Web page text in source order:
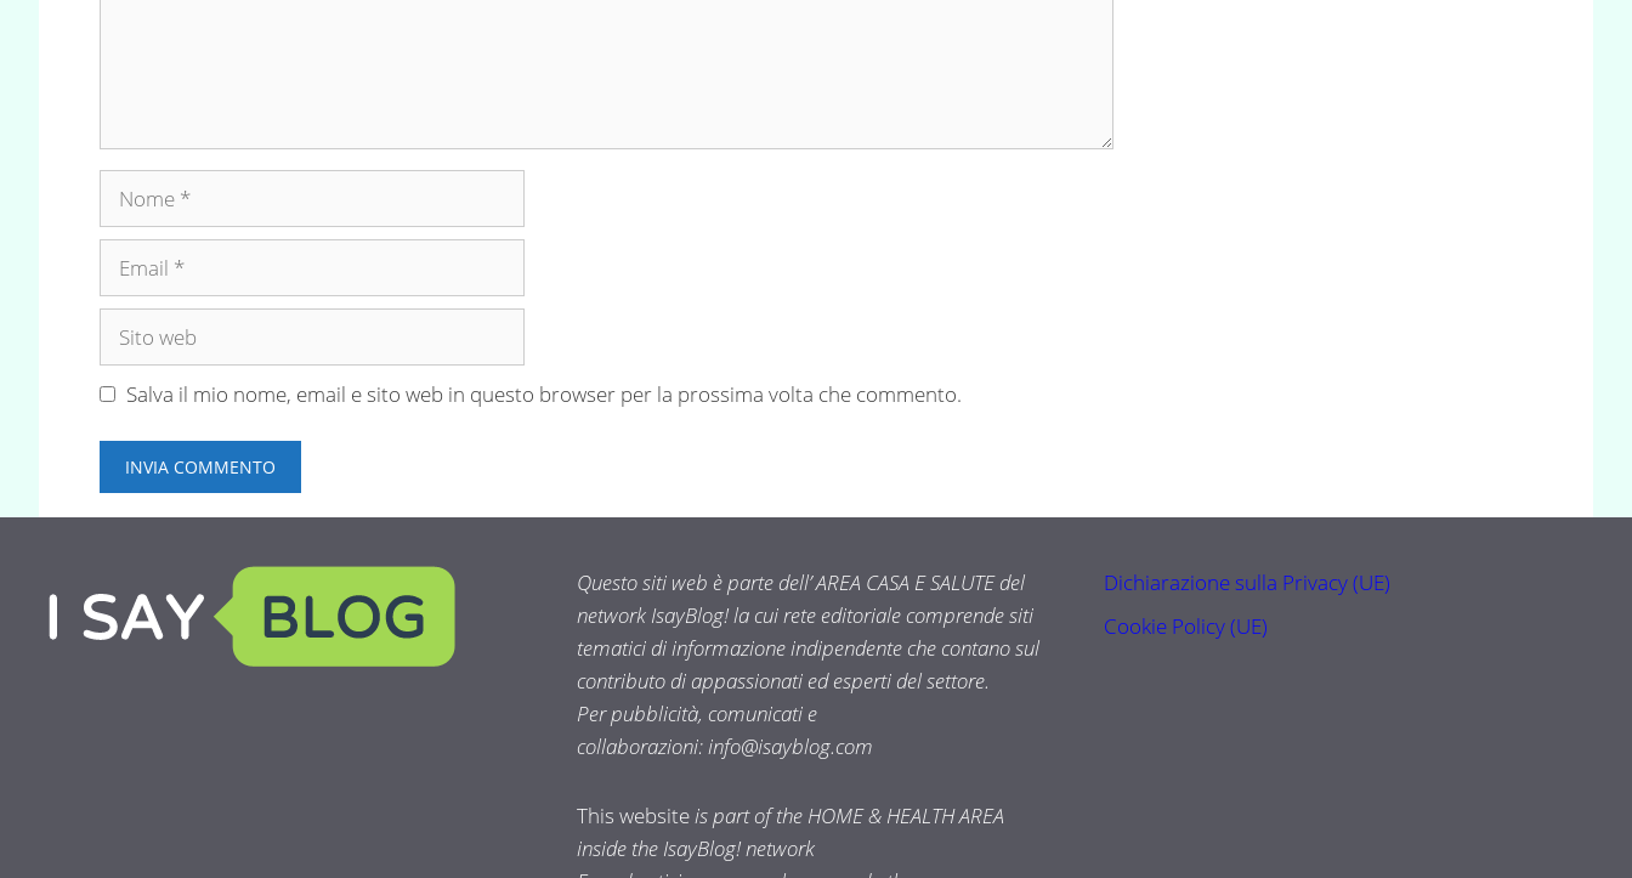
Nome
Email
Sito
Salva il mio nome, email e sito web in questo browser per la prossima volta che commento.
Questo siti web è parte dell’ AREA CASA E SALUTE del
network IsayBlog! la cui rete editoriale comprende siti
tematici di informazione indipendente che contano sul
contributo di appassionati ed esperti del settore.
Per pubblicità, comunicati e
collaborazioni:info@isayblog.com
This websiteis part of the HOME & HEALTH AREA
inside the IsayBlog! network
Dichiarazione sulla Privacy (UE)
Cookie Policy (UE)